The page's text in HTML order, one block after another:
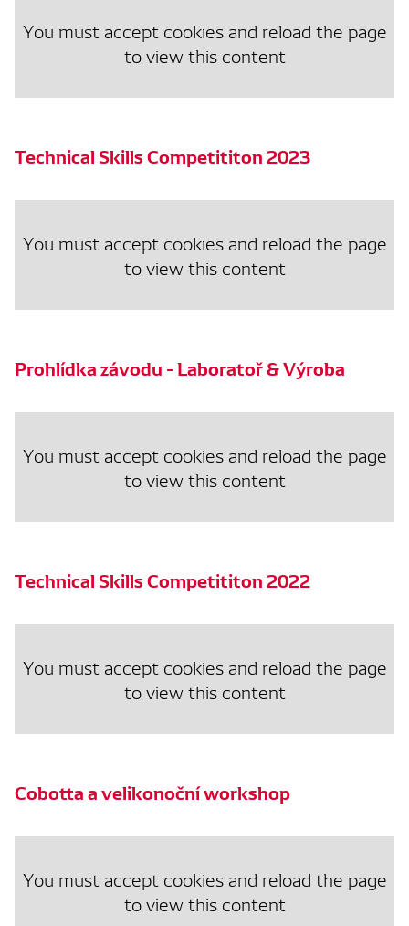
You must accept cookies and reload the page
to view this content
Technical Skills Competititon 2023
You must accept cookies and reload the page
to view this content
Prohlídka závodu - Laboratoř & Výroba
You must accept cookies and reload the page
to view this content
Technical Skills Competititon 2022
You must accept cookies and reload the page
to view this content
Cobotta a velikonoční workshop
You must accept cookies and reload the page
to view this content